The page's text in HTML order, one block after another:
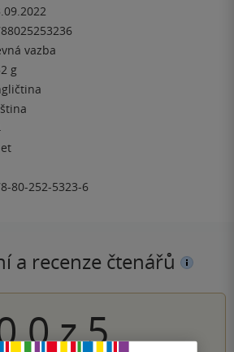
vazba
g
80-252-5323-6
a recenze čtenářů
z5